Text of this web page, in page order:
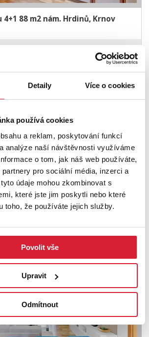
Detaily Více o cookies
používá cookies
a reklam, poskytování funkcí
analýze naší návštěvnosti využíváme
o tom, jak náš web používáte,
pro sociální média, inzerci a
údaje mohou zkombinovat s
které jste jim poskytli nebo které
toho, že používáte jejich služby.
Povolit vše
Upravit
Odmítnout
88 m2 nám. Hrdinů, Krnov
83 m2 Česká, Most